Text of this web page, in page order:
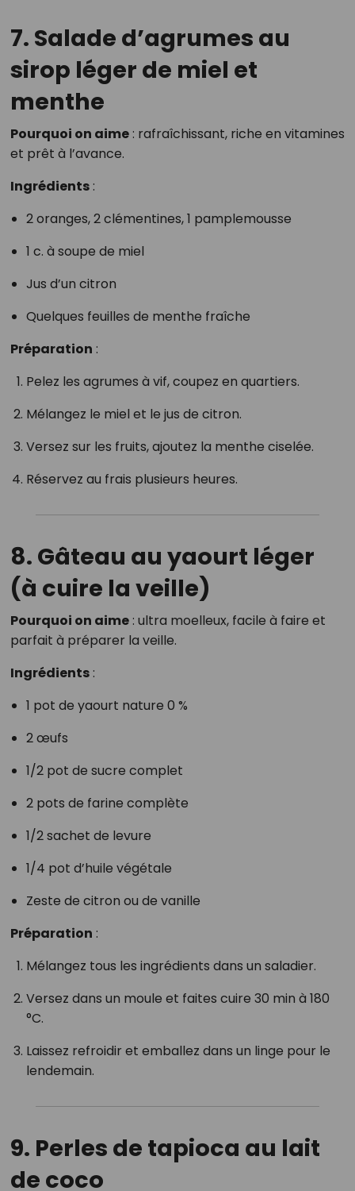
7. Salade d’agrumes au
sirop léger de miel et
menthe
Pourquoi on aime: rafraîchissant, riche en vitamines
et prêt à l’avance.
Ingrédients:
2 oranges, 2 clémentines, 1 pamplemousse
1 c. à soupe de miel
Jus d’un citron
Quelques feuilles de menthe fraîche
Préparation :
Pelez les agrumes à vif, coupez en quartiers.
Mélangez le miel et le jus de citron.
Versez sur les fruits, ajoutez la menthe ciselée.
Réservez au frais plusieurs heures.
8. Gâteau au yaourt léger
(à cuire la veille)
Pourquoi on aime: ultra moelleux, facile à faire et
parfait à préparer la veille.
Ingrédients:
1 pot de yaourt nature 0 %
2 œufs
1/2 pot de sucre complet
2 pots de farine complète
1/2 sachet de levure
1/4 pot d’huile végétale
Zeste de citron ou de vanille
Préparation :
Mélangez tous les ingrédients dans un saladier.
Versez dans un moule et faites cuire 30 min à 180
°C.
Laissez refroidir et emballez dans un linge pour le
lendemain.
9. Perles de tapioca au lait
de coco